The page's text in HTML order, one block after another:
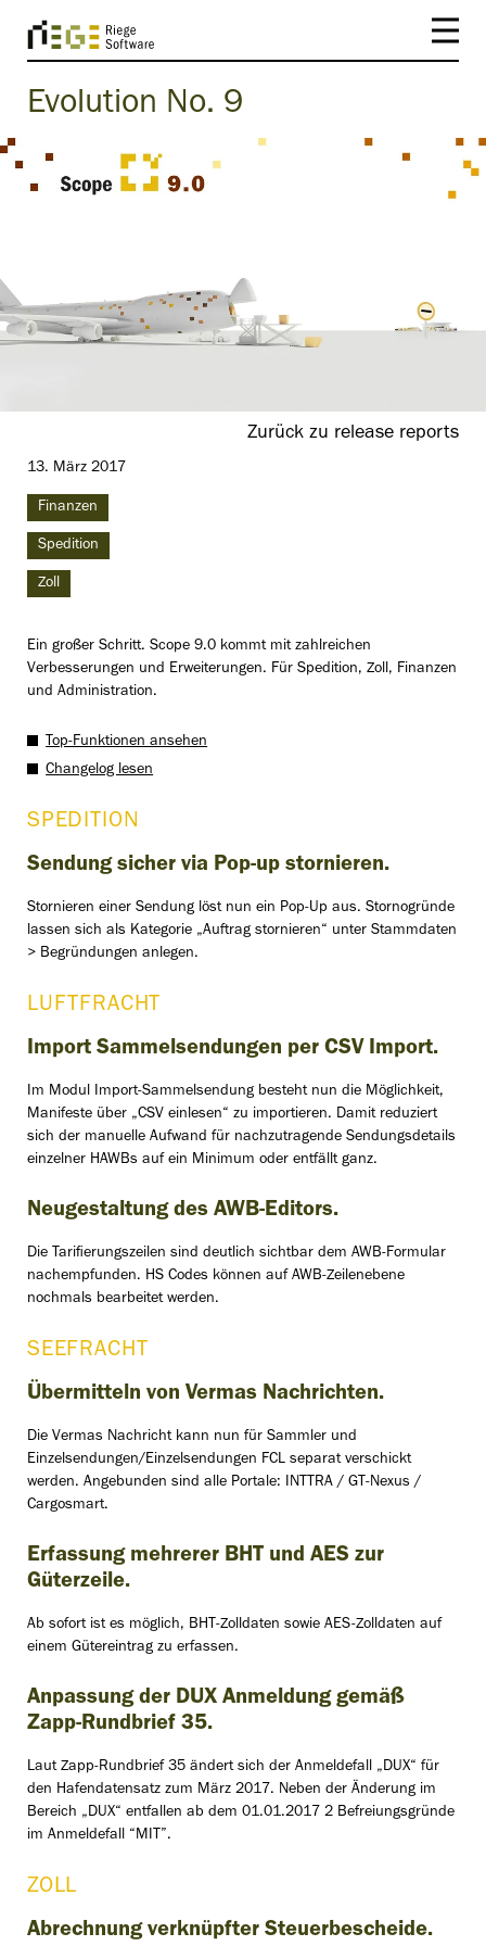
Evolution No. 9
13. März 2017
Finanzen
Spedition
Zoll
Zurück zu release reports
Ein großer Schritt. Scope 9.0 kommt mit zahlreichen
Verbesserungen und Erweiterungen. Für Spedition, Zoll, Finanzen
und Administration.
Top-Funktionen ansehen
Changelog lesen
SPEDITION
Sendung sicher via Pop-up stornieren.
Stornieren einer Sendung löst nun ein Pop-Up aus. Stornogründe
lassen sich als Kategorie „Auftrag stornieren“ unter Stammdaten
> Begründungen anlegen.
LUFTFRACHT
Import Sammelsendungen per CSV Import.
Im Modul Import-Sammelsendung besteht nun die Möglichkeit,
Manifeste über „CSV einlesen“ zu importieren. Damit reduziert
sich der manuelle Aufwand für nachzutragende Sendungsdetails
einzelner HAWBs auf ein Minimum oder entfällt ganz.
Neugestaltung des AWB-Editors.
Die Tarifierungszeilen sind deutlich sichtbar dem AWB-Formular
nachempfunden. HS Codes können auf AWB-Zeilenebene
nochmals bearbeitet werden.
SEEFRACHT
Übermitteln von Vermas Nachrichten.
Die Vermas Nachricht kann nun für Sammler und
Einzelsendungen/Einzelsendungen FCL separat verschickt
werden. Angebunden sind alle Portale: INTTRA / GT-Nexus /
Cargosmart.
Erfassung mehrerer BHT und AES zur
Güterzeile.
Ab sofort ist es möglich, BHT-Zolldaten sowie AES-Zolldaten auf
einem Gütereintrag zu erfassen.
Anpassung der DUX Anmeldung gemäß
Zapp-Rundbrief 35.
Laut Zapp-Rundbrief 35 ändert sich der Anmeldefall „DUX“ für
den Hafendatensatz zum März 2017. Neben der Änderung im
Bereich „DUX“ entfallen ab dem 01.01.2017 2 Befreiungsgründe
im Anmeldefall “MIT”.
ZOLL
Abrechnung verknüpfter Steuerbescheide.